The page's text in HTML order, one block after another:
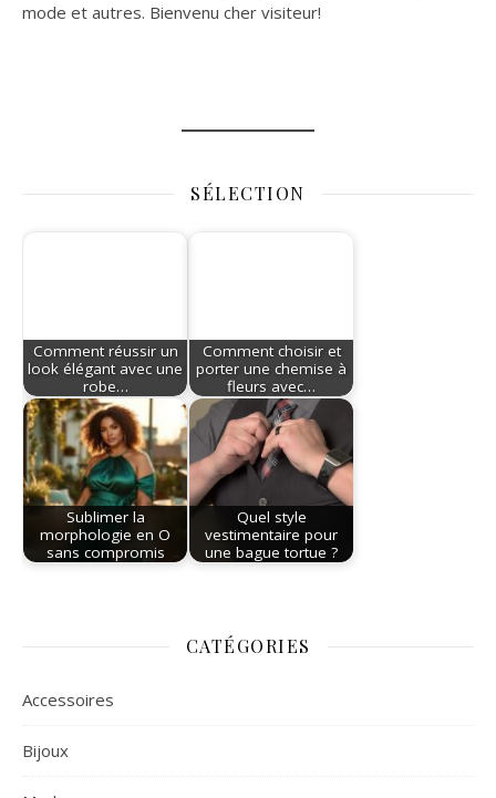
mode et autres. Bienvenu cher visiteur!
SÉLECTION
Comment réussir un
look élégant avec une
robe…
Comment choisir et
porter une chemise à
fleurs avec…
Sublimer la
morphologie en O
sans compromis
Quel style
vestimentaire pour
une bague tortue ?
CATÉGORIES
Accessoires
Bijoux